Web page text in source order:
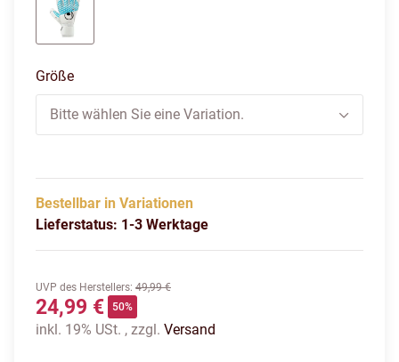
Größe
Bitte wählen Sie eine Variation.
Bestellbar in Variationen
Lieferstatus: 1-3 Werktage
UVP des Herstellers: 49,99 €
24,99 € 50%
inkl. 19% USt. , zzgl. Versand